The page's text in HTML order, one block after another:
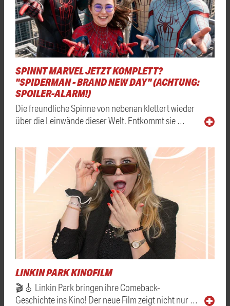
SPINNT MARVEL JETZT KOMPLETT?
"SPIDERMAN - BRAND NEW DAY" (ACHTUNG:
SPOILER-ALARM!)
Die freundliche Spinne von nebenan klettert wieder
über die Leinwände dieser Welt. Entkommt sie …
LINKIN PARK KINOFILM
🎬🎸 Linkin Park bringen ihre Comeback-
Geschichte ins Kino! Der neue Film zeigt nicht nur …